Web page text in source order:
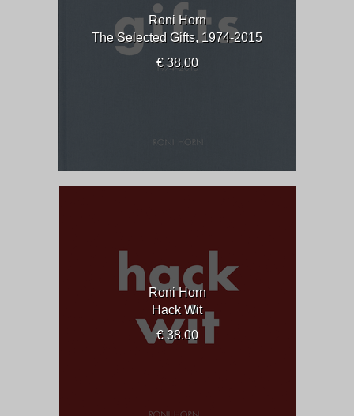
Roni Horn
The Selected Gifts, 1974-2015
€ 38.00
Roni Horn
Hack Wit
€ 38.00